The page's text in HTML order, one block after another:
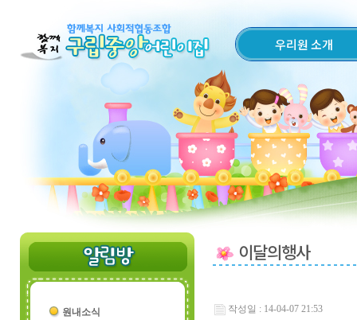
우리원 소개
원내소식
이달의행사
작성일 : 14-04-07 21:53